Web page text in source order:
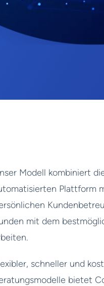
Modell kombiniert
Plattform
mit dem
schneller und
bietet